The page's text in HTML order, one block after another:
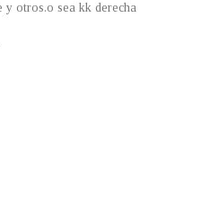
y otros.o sea kk derecha